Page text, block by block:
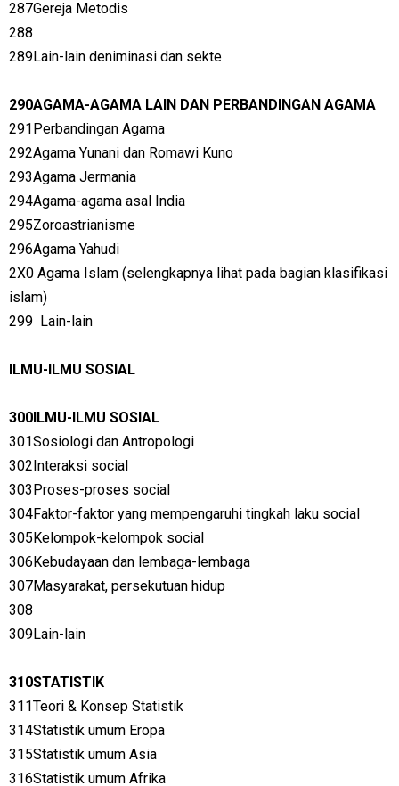
287Gereja Metodis
288
289Lain-lain deniminasi dan sekte
290AGAMA-AGAMA LAIN DAN PERBANDINGAN AGAMA
291Perbandingan Agama
292Agama Yunani dan Romawi Kuno
293Agama Jermania
294Agama-agama asal India
295Zoroastrianisme
296Agama Yahudi
2X0 Agama Islam (selengkapnya lihat pada bagian klasifikasi
islam)
299 Lain-lain
ILMU-ILMU SOSIAL
300ILMU-ILMU SOSIAL
301Sosiologi dan Antropologi
302Interaksi social
303Proses-proses social
304Faktor-faktor yang mempengaruhi tingkah laku social
305Kelompok-kelompok social
306Kebudayaan dan lembaga-lembaga
307Masyarakat, persekutuan hidup
308
309Lain-lain
310STATISTIK
311Teori & Konsep Statistik
314Statistik umum Eropa
315Statistik umum Asia
316Statistik umum Afrika